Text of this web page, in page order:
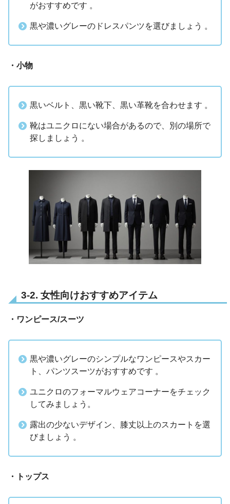
がおすすめです 。
黒や濃いグレーのドレスパンツを選びましょう 。
・小物
黒いベルト、黒い靴下、黒い革靴を合わせます 。
靴はユニクロにない場合があるので、別の場所で
探しましょう 。
3-2. 女性向けおすすめアイテム
・ワンピース/スーツ
黒や濃いグレーのシンプルなワンピースやスカー
ト、パンツスーツがおすすめです 。
ユニクロのフォーマルウェアコーナーをチェック
してみましょう。
露出の少ないデザイン、膝丈以上のスカートを選
びましょう 。
・トップス